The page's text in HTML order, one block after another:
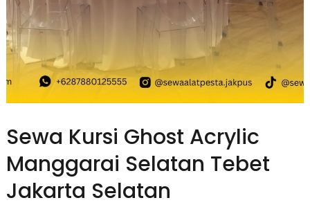
Sewa Kursi Ghost Acrylic
Manggarai Selatan Tebet
Jakarta Selatan